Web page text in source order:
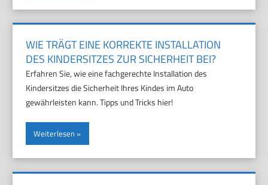
WIE TRÄGT EINE KORREKTE INSTALLATION
DES KINDERSITZES ZUR SICHERHEIT BEI?
Erfahren Sie, wie eine fachgerechte Installation des
Kindersitzes die Sicherheit Ihres Kindes im Auto
gewährleisten kann. Tipps und Tricks hier!
Weiterlesen